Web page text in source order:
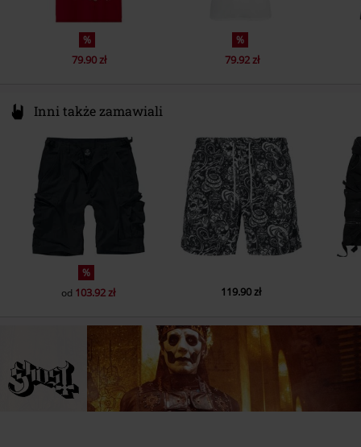
%
79.90 zł
%
79.92 zł
Inni także zamawiali
%
od 103.92 zł 119.90 zł